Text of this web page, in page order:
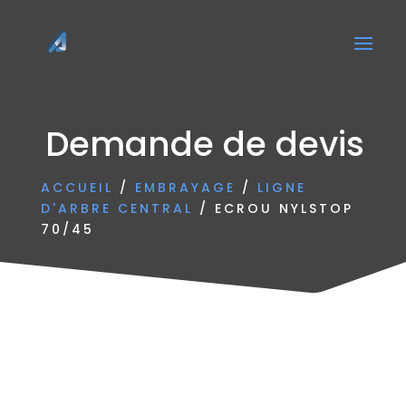
Demande de devis
ACCUEIL / EMBRAYAGE / LIGNE
D'ARBRE CENTRAL / ECROU NYLSTOP
70/45